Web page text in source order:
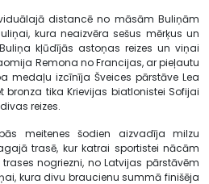
distancē no māsām Buliņām
kura neaizvēra sešus mērķus un
kļūdījās astoņas reizes un viņai
Remona no Francijas, ar pieļautu
medaļu izcīnīja Šveices pārstāve Lea
bronza tika Krievijas biatlonistei Sofijai
reizes.
meitenes šodien aizvadīja milzu
trasē, kur katrai sportistei nācām
nogriezni, no Latvijas pārstāvēm
kura divu braucienu summā finišēja